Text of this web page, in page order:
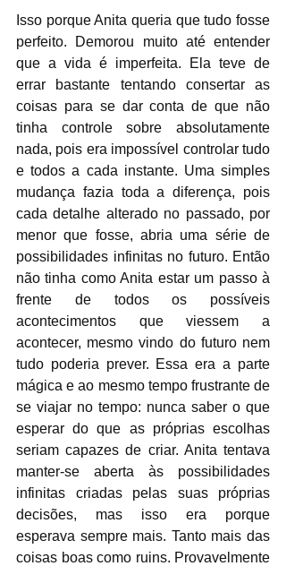
Isso porque Anita queria que tudo fosse
perfeito. Demorou muito até entender
que a vida é imperfeita. Ela teve de
errar bastante tentando consertar as
coisas para se dar conta de que não
tinha controle sobre absolutamente
nada, pois era impossível controlar tudo
e todos a cada instante. Uma simples
mudança fazia toda a diferença, pois
cada detalhe alterado no passado, por
menor que fosse, abria uma série de
possibilidades infinitas no futuro. Então
não tinha como Anita estar um passo à
frente de todos os possíveis
acontecimentos que viessem a
acontecer, mesmo vindo do futuro nem
tudo poderia prever. Essa era a parte
mágica e ao mesmo tempo frustrante de
se viajar no tempo: nunca saber o que
esperar do que as próprias escolhas
seriam capazes de criar. Anita tentava
manter-se aberta às possibilidades
infinitas criadas pelas suas próprias
decisões, mas isso era porque
esperava sempre mais. Tanto mais das
coisas boas como ruins. Provavelmente